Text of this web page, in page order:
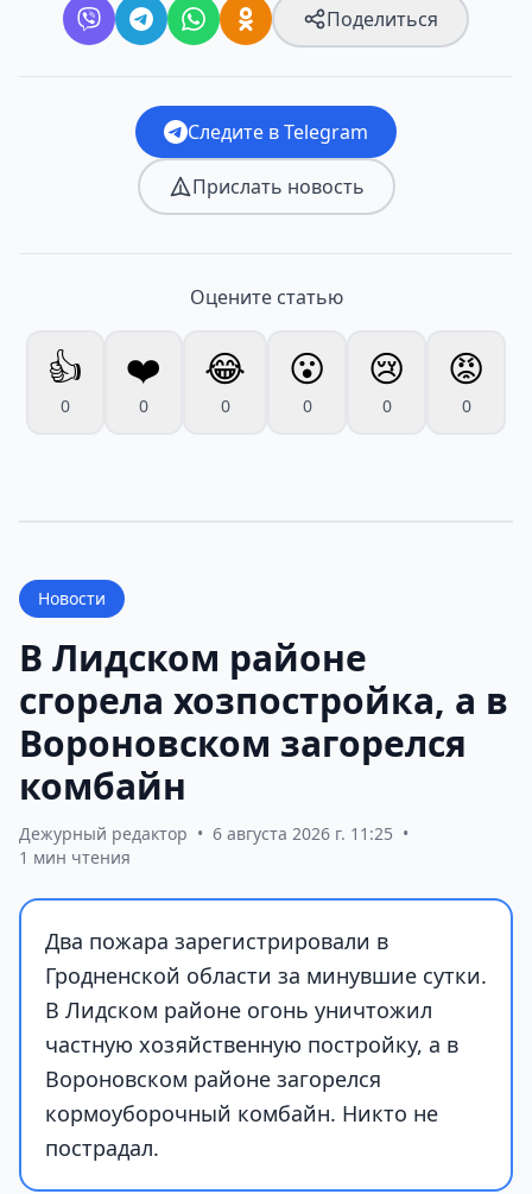
Поделиться
Следите в Telegram
Прислать новость
Оцените статью
👍
0
❤️
0
😂
0
😮
0
😢
0
😡
0
Новости
В Лидском районе
сгорела хозпостройка, а в
Вороновском загорелся
комбайн
Дежурный редактор • 6 августа 2026 г. 11:25 •
1 мин чтения
Два пожара зарегистрировали в
Гродненской области за минувшие сутки.
В Лидском районе огонь уничтожил
частную хозяйственную постройку, а в
Вороновском районе загорелся
кормоуборочный комбайн. Никто не
пострадал.